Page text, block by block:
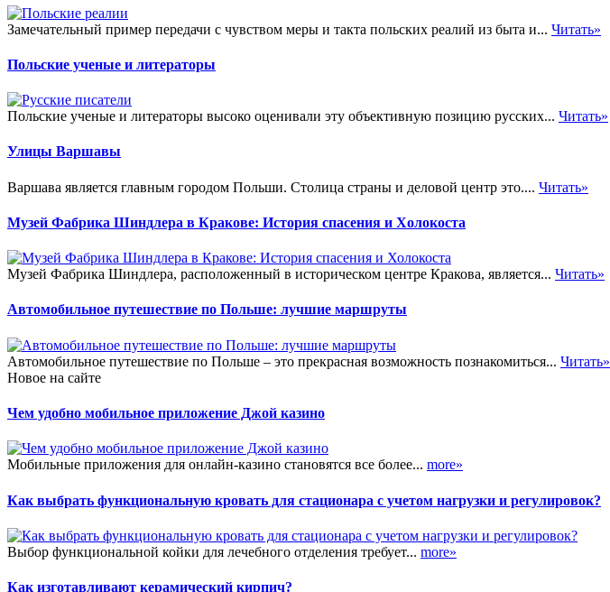
Замечательный пример передачи с чувством меры и такта польских реалий из быта и... Читать»
Польские ученые и литераторы
Польские ученые и литераторы высоко оценивали эту объективную позицию русских... Читать»
Улицы Варшавы
Варшава является главным городом Польши. Столица страны и деловой центр это.... Читать»
Музей Фабрика Шиндлера в Кракове: История спасения и Холокоста
Музей Фабрика Шиндлера, расположенный в историческом центре Кракова, является... Читать»
Автомобильное путешествие по Польше: лучшие маршруты
Автомобильное путешествие по Польше – это прекрасная возможность познакомиться... Читать»
Новое на сайте
Чем удобно мобильное приложение Джой казино
Мобильные приложения для онлайн-казино становятся все более... more»
Как выбрать функциональную кровать для стационара с учетом нагрузки и регулировок?
Выбор функциональной койки для лечебного отделения требует... more»
Как изготавливают керамический кирпич?